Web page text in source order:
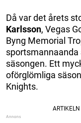
Då var det årets
Karlsson, Vegas
Byng Memorial
sportsmannaanda
säsongen. Ett
oförglömliga
Knights.